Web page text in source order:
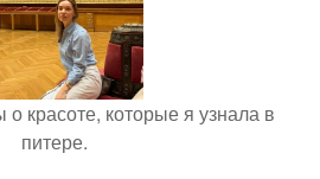
красоте, которые я узнала в
питере.